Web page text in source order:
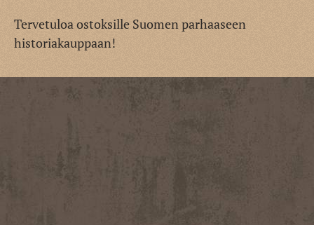
Tervetuloa ostoksille Suomen parhaaseen
historiakauppaan!